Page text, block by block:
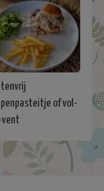
of vol-
vent